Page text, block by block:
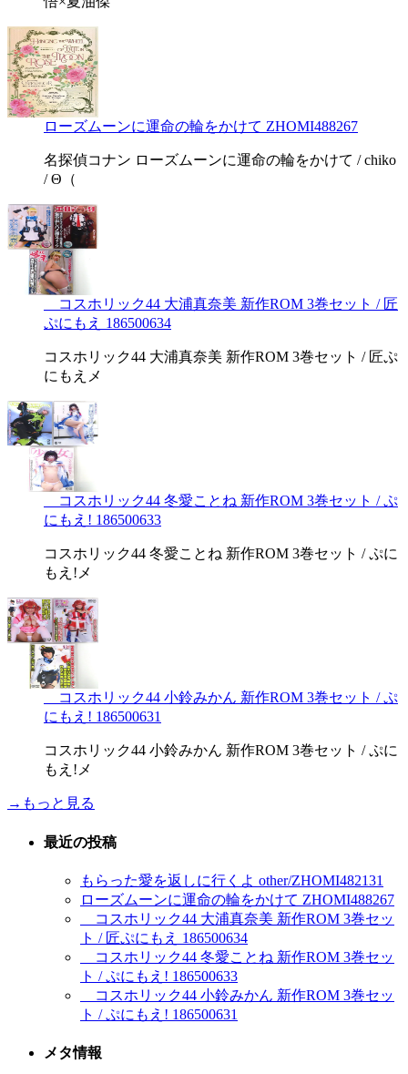
ローズムーンに運命の輪をかけて ZHOMI488267
名探偵コナン ローズムーンに運命の輪をかけて / chiko
/ Θ（
コスホリック44 大浦真奈美 新作ROM 3巻セット / 匠
ぷにもえ 186500634
コスホリック44 大浦真奈美 新作ROM 3巻セット / 匠ぷ
にもえメ
コスホリック44 冬愛ことね 新作ROM 3巻セット / ぷ
にもえ! 186500633
コスホリック44 冬愛ことね 新作ROM 3巻セット / ぷに
もえ!メ
コスホリック44 小鈴みかん 新作ROM 3巻セット / ぷ
にもえ! 186500631
コスホリック44 小鈴みかん 新作ROM 3巻セット / ぷに
もえ!メ
→もっと見る
最近の投稿
もらった愛を返しに行くよ other/ZHOMI482131
ローズムーンに運命の輪をかけて ZHOMI488267
コスホリック44 大浦真奈美 新作ROM 3巻セッ
ト / 匠ぷにもえ 186500634
コスホリック44 冬愛ことね 新作ROM 3巻セッ
ト / ぷにもえ! 186500633
コスホリック44 小鈴みかん 新作ROM 3巻セッ
ト / ぷにもえ! 186500631
メタ情報